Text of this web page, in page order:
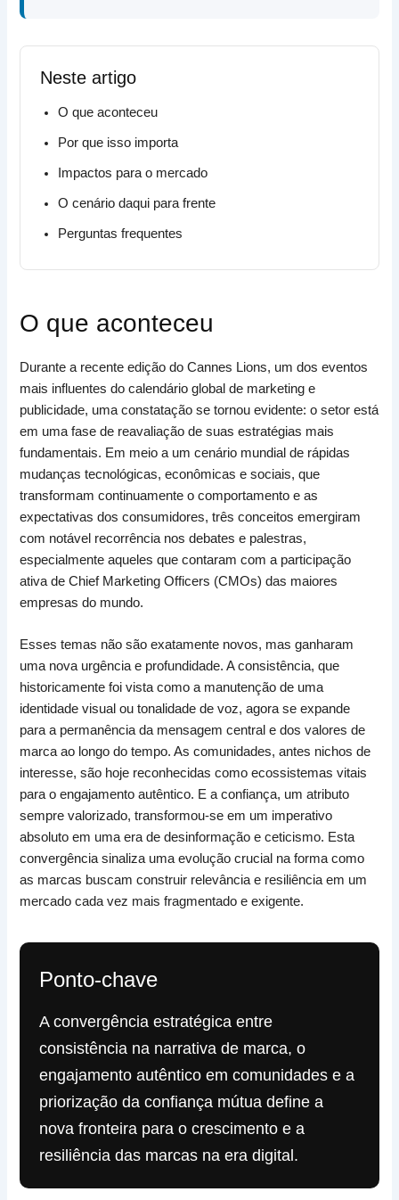
Neste artigo
O que aconteceu
Por que isso importa
Impactos para o mercado
O cenário daqui para frente
Perguntas frequentes
O que aconteceu
Durante a recente edição do Cannes Lions, um dos eventos
mais influentes do calendário global de marketing e
publicidade, uma constatação se tornou evidente: o setor está
em uma fase de reavaliação de suas estratégias mais
fundamentais. Em meio a um cenário mundial de rápidas
mudanças tecnológicas, econômicas e sociais, que
transformam continuamente o comportamento e as
expectativas dos consumidores, três conceitos emergiram
com notável recorrência nos debates e palestras,
especialmente aqueles que contaram com a participação
ativa de Chief Marketing Officers (CMOs) das maiores
empresas do mundo.
Esses temas não são exatamente novos, mas ganharam
uma nova urgência e profundidade. A consistência, que
historicamente foi vista como a manutenção de uma
identidade visual ou tonalidade de voz, agora se expande
para a permanência da mensagem central e dos valores de
marca ao longo do tempo. As comunidades, antes nichos de
interesse, são hoje reconhecidas como ecossistemas vitais
para o engajamento autêntico. E a confiança, um atributo
sempre valorizado, transformou-se em um imperativo
absoluto em uma era de desinformação e ceticismo. Esta
convergência sinaliza uma evolução crucial na forma como
as marcas buscam construir relevância e resiliência em um
mercado cada vez mais fragmentado e exigente.
Ponto-chave
A convergência estratégica entre
consistência na narrativa de marca, o
engajamento autêntico em comunidades e a
priorização da confiança mútua define a
nova fronteira para o crescimento e a
resiliência das marcas na era digital.